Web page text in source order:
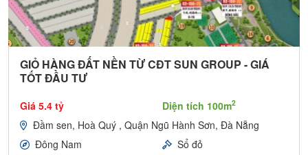
GIỎ HÀNG ĐẤT NỀN TỪ CĐT SUN GROUP - GIÁ
TỐT ĐẦU TƯ
Giá 5.4 tỷ Diện tích 100m2
Đầm sen, Hoà Quý , Quận Ngũ Hành Sơn, Đà Nẵng
Đông Nam
Sổ đỏ